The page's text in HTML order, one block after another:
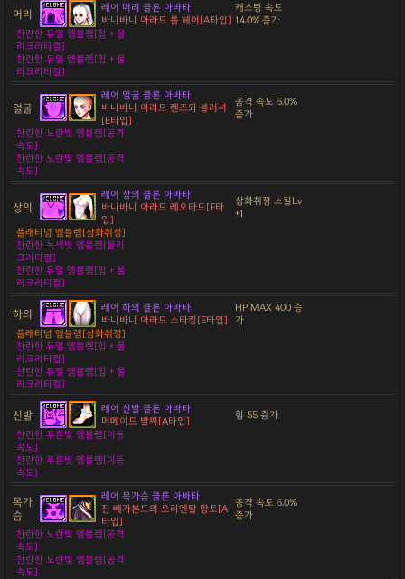
머리
레어 머리 클론 아바타
바니바니 아라드 롤 헤어[A타입]
캐스팅 속도
14.0% 증가
찬란한 듀얼 엠블렘[힘 + 물
리크리티컬]
찬란한 듀얼 엠블렘[힘 + 물
리크리티컬]
얼굴
레어 얼굴 클론 아바타
바니바니 아라드 렌즈와 블러셔
[E타입]
공격 속도 6.0%
증가
찬란한 노란빛 엠블렘[공격
속도]
찬란한 노란빛 엠블렘[공격
속도]
상의
레어 상의 클론 아바타
바니바니 아라드 레오타드[E타
입]
삼화취정 스킬Lv
+1
플래티넘 엠블렘[삼화취정]
찬란한 녹색빛 엠블렘[물리
크리티컬]
찬란한 듀얼 엠블렘[힘 + 물
리크리티컬]
하의
레어 하의 클론 아바타
바니바니 아라드 스타킹[E타입]
HP MAX 400 증
가
플래티넘 엠블렘[삼화취정]
찬란한 듀얼 엠블렘[힘 + 물
리크리티컬]
찬란한 듀얼 엠블렘[힘 + 물
리크리티컬]
신발
레어 신발 클론 아바타
머메이드 발찌[A타입]
힘 55 증가
찬란한 푸른빛 엠블렘[이동
속도]
찬란한 푸른빛 엠블렘[이동
속도]
목가
슴
레어 목가슴 클론 아바타
진 베가본드의 오리엔탈 망토[A
타입]
공격 속도 6.0%
증가
찬란한 노란빛 엠블렘[공격
속도]
찬란한 노란빛 엠블렘[공격
속도]